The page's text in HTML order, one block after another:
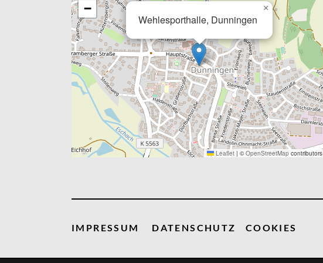
Wehlesporthalle, Dunningen
×
−
Leaflet | © OpenStreetMapcontributors
IMPRESSUM DATENSCHUTZ COOKIES